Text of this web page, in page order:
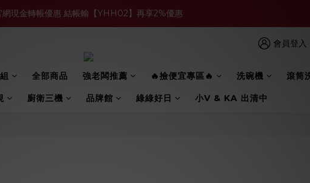
買多件家電找強老闆，比百貨公司更划算 >>
買多件家電找強老闆，比百貨公司更划算 >>
會員登入
全部商品 強老闆推薦 🔥撿便宜專區🔥 洗碗機 滾筒
廚衛三機 品牌館 綠綠好日 小V & KA 出清中